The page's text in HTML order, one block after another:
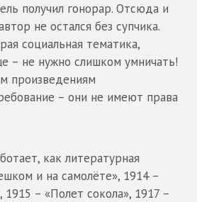
получил гонорар. Отсюда и
не остался без супчика.
социальная тематика,
– не нужно слишком умничать!
произведениям
– они не имеют права
как литературная
и на самолёте», 1914 –
– «Полет сокола», 1917 –